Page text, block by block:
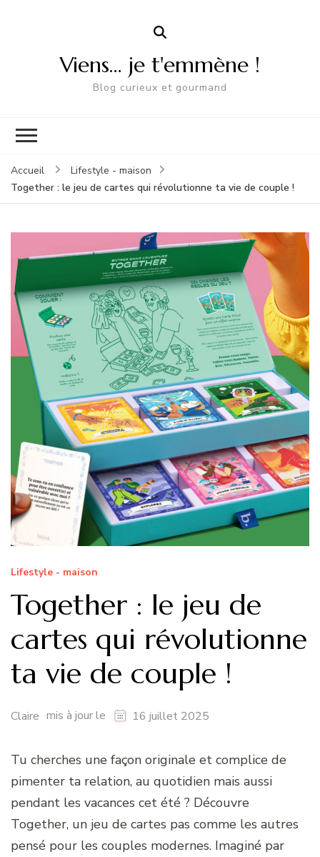
Viens… je t'emmène !
Blog curieux et gourmand
Accueil
Lifestyle - maison
Together : le jeu de cartes qui révolutionne ta vie de couple !
Lifestyle - maison
Together : le jeu de
cartes qui révolutionne
ta vie de couple !
Claire mis à jour le 16 juillet 2025
Tu cherches une façon originale et complice de
pimenter ta relation, au quotidien mais aussi
pendant les vacances cet été ? Découvre
Together, un jeu de cartes pas comme les autres
pensé pour les couples modernes. Imaginé par